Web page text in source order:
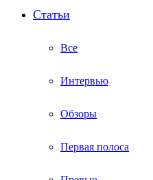
Статьи
Все
Интервью
Обзоры
Первая полоса